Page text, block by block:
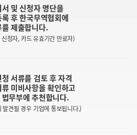
고객센터
공지사항
1:1 문의
및 신청자 명단을
후 한국무역협회에
제출합니다.
청자, 카드 유효기간 만료자)
서류를 검토 후 자격
미비사항을 확인하고
무부에 추천합니다.
발견될 경우 기업에 통보됩니다.)